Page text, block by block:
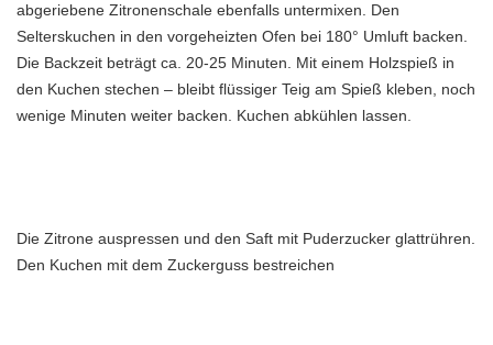
abgeriebene Zitronenschale ebenfalls untermixen. Den
Selterskuchen in den vorgeheizten Ofen bei 180° Umluft backen.
Die Backzeit beträgt ca. 20-25 Minuten. Mit einem Holzspieß in
den Kuchen stechen – bleibt flüssiger Teig am Spieß kleben, noch
wenige Minuten weiter backen. Kuchen abkühlen lassen.
Die Zitrone auspressen und den Saft mit Puderzucker glattrühren.
Den Kuchen mit dem Zuckerguss bestreichen